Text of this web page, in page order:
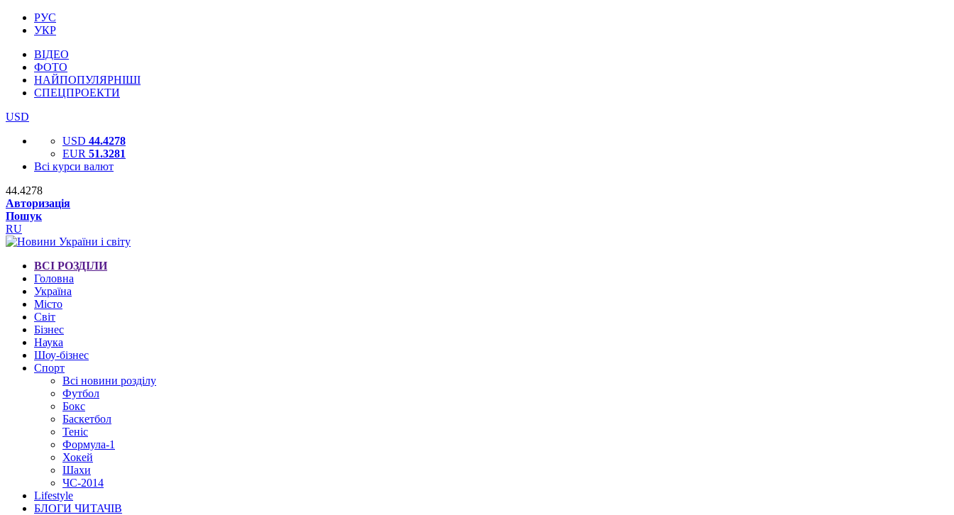
РУС
УКР
ВІДЕО
ФОТО
НАЙПОПУЛЯРНІШІ
СПЕЦПРОЕКТИ
USD
USD 44.4278
EUR 51.3281
Всі курси валют
44.4278
Авторизація
Пошук
RU
ВСІ РОЗДІЛИ
Головна
Україна
Місто
Світ
Бізнес
Наука
Шоу-бізнес
Спорт
Всі новини розділу
Футбол
Бокс
Баскетбол
Теніс
Формула-1
Хокей
Шахи
ЧС-2014
Lifestyle
БЛОГИ ЧИТАЧІВ